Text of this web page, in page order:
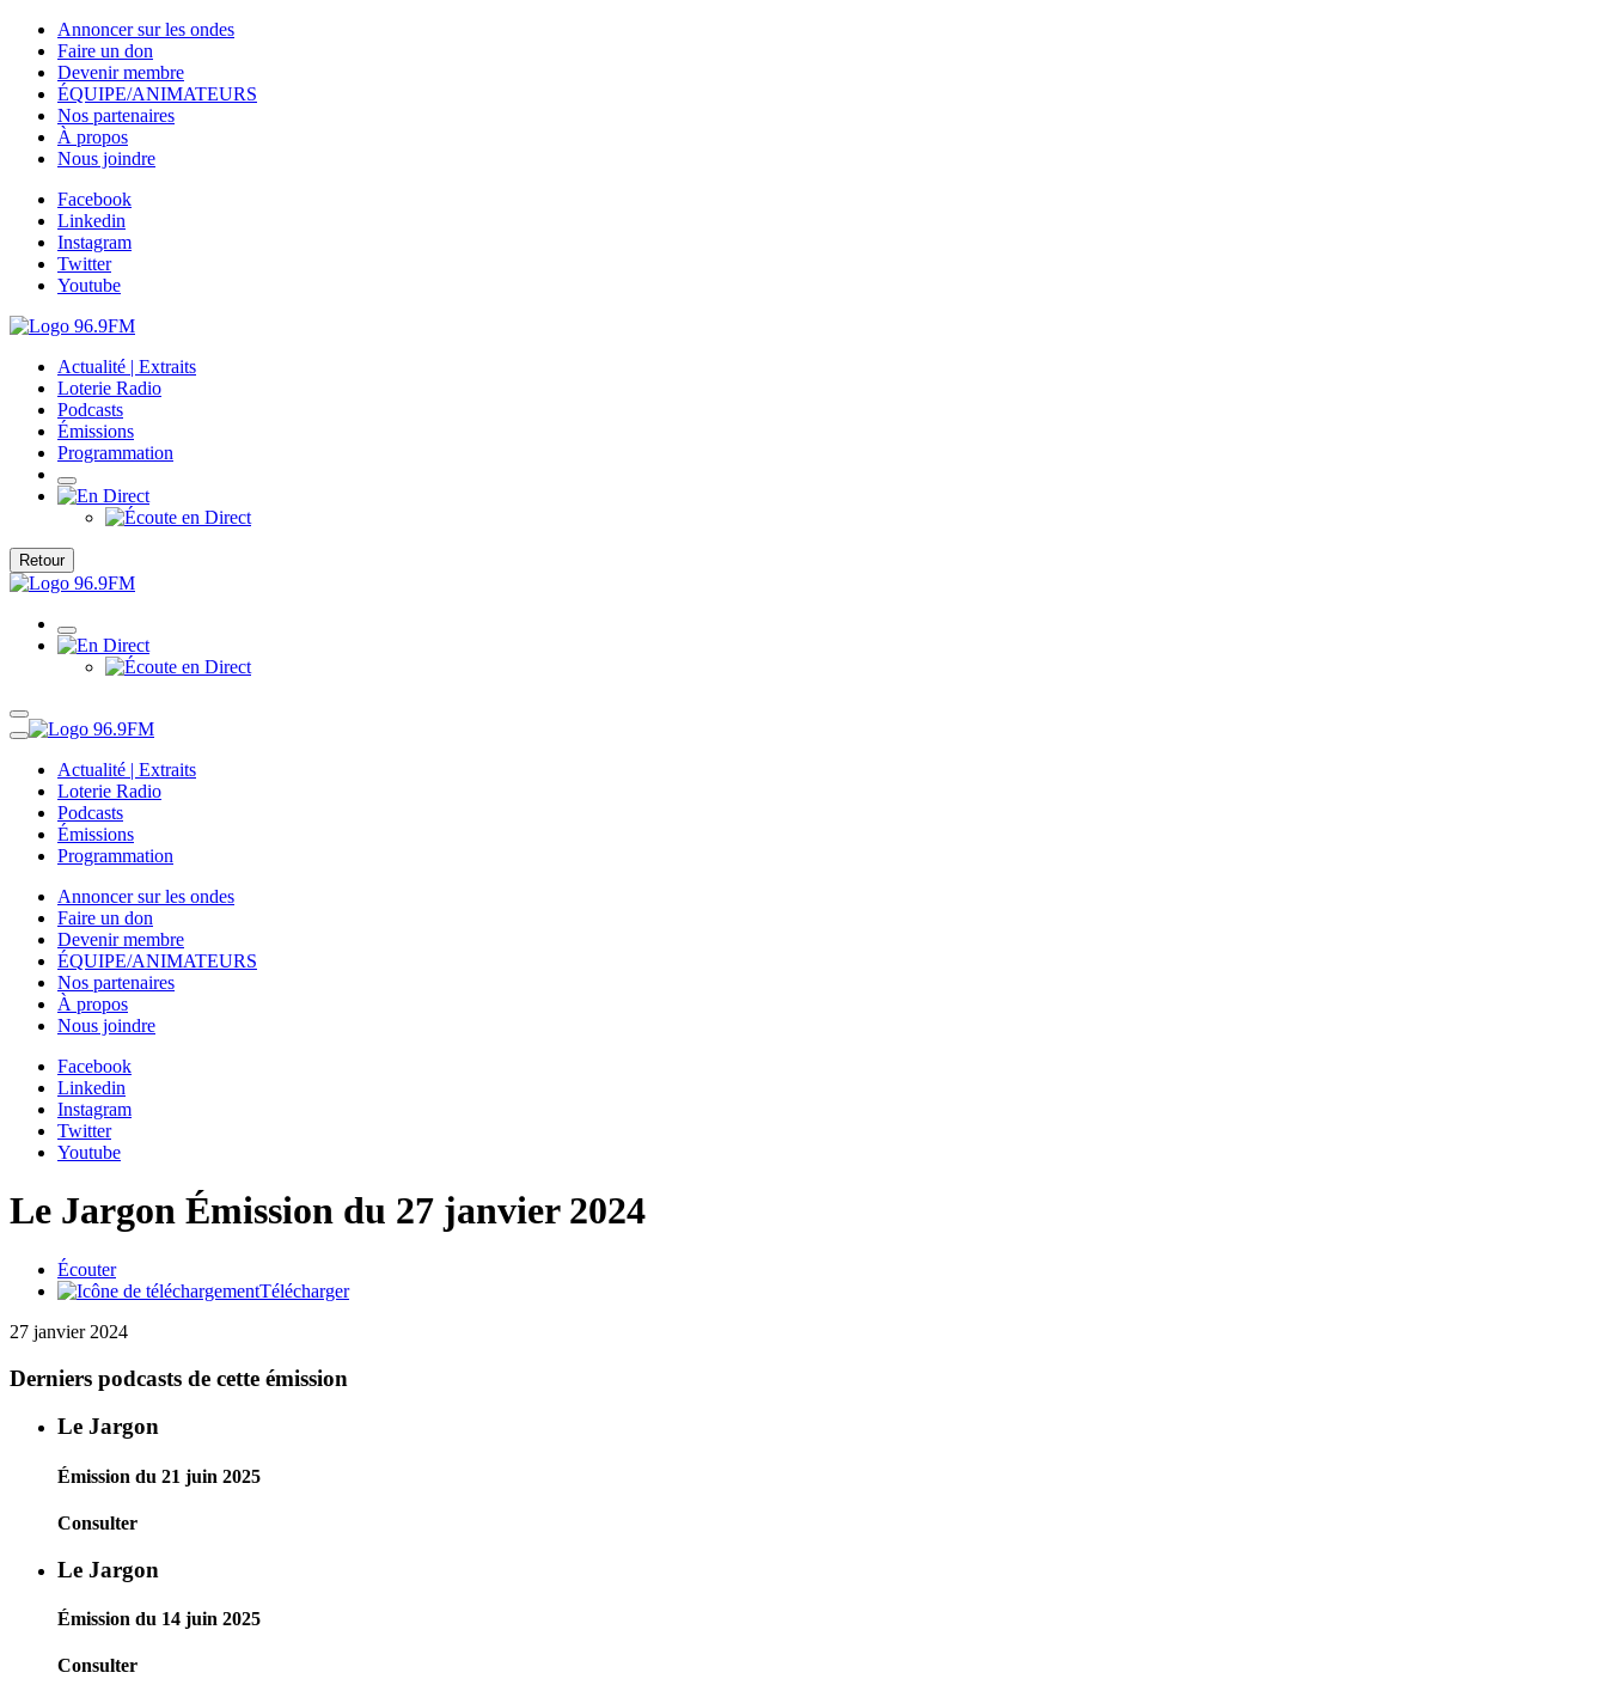
Annoncer sur les ondes
Faire un don
Devenir membre
ÉQUIPE/ANIMATEURS
Nos partenaires
À propos
Nous joindre
Facebook
Linkedin
Instagram
Twitter
Youtube
Actualité | Extraits
Loterie Radio
Podcasts
Émissions
Programmation
Retour
Actualité | Extraits
Loterie Radio
Podcasts
Émissions
Programmation
Annoncer sur les ondes
Faire un don
Devenir membre
ÉQUIPE/ANIMATEURS
Nos partenaires
À propos
Nous joindre
Facebook
Linkedin
Instagram
Twitter
Youtube
Le Jargon Émission du 27 janvier 2024
Écouter
Télécharger
27 janvier 2024
Derniers podcasts de cette émission
Le Jargon
Émission du 21 juin 2025
Consulter
Le Jargon
Émission du 14 juin 2025
Consulter